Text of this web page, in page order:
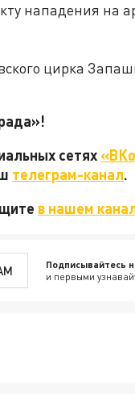
нападения на
цирка
сетях
телеграм-канал.
в нашем
Подписывайтесь
и первыми